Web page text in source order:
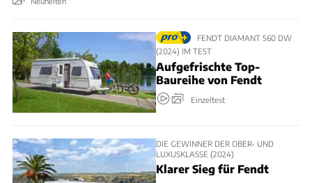
FENDT DIAMANT 560 DW
(2024) IM TEST
Aufgefrischte Top-
Baureihe von Fendt
Einzeltest
DIE GEWINNER DER OBER- UND
LUXUSKLASSE (2024)
Klarer Sieg für Fendt